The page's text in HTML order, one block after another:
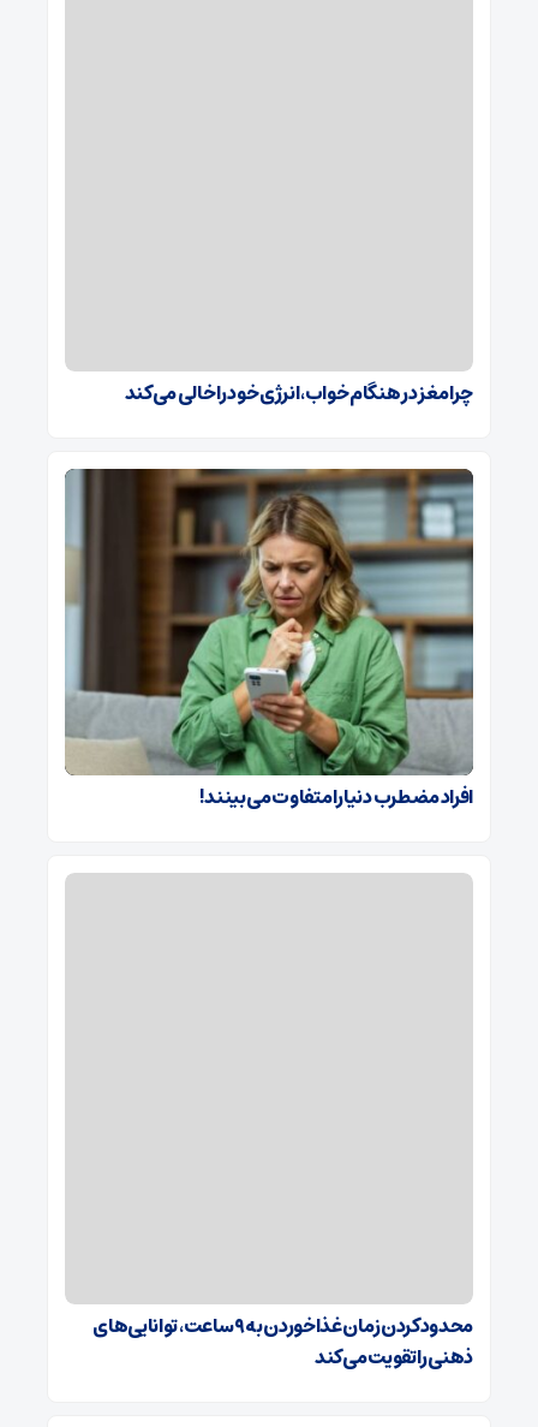
چرا مغز در هنگام خواب، انرژی خود را خالی می‌کند
افراد مضطرب دنیا را متفاوت می بینند!
محدودکردن زمان غذاخوردن به ۹ ساعت، توانایی‌های
ذهنی را تقویت می‌کند